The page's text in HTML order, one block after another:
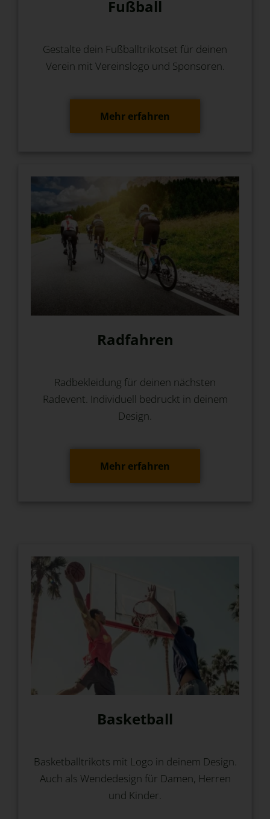
Fußball
Gestalte dein Fußballtrikotset für deinen
Verein mit Vereinslogo und Sponsoren.
Mehr erfahren
Radfahren
Radbekleidung für deinen nächsten
Radevent. Individuell bedruckt in deinem
Design.
Mehr erfahren
Basketball
Basketballtrikots mit Logo in deinem Design.
Auch als Wendedesign für Damen, Herren
und Kinder.